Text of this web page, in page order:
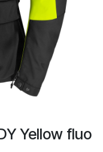
Yellow fluo